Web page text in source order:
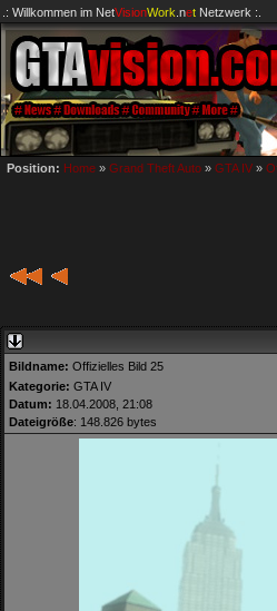
.: Willkommen im NetVisionWork .netNetzwerk :.
Position: Home » Grand Theft Auto » GTA IV »
Bildname: Offizielles Bild 25
Kategorie: GTA IV
Datum: 18.04.2008, 21:08
Dateigröße: 148.826 bytes